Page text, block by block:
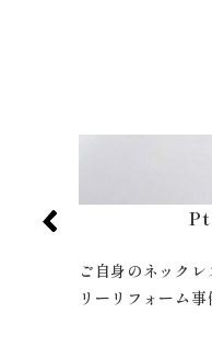
Pt
ご自身のネック
リーリフォーム事